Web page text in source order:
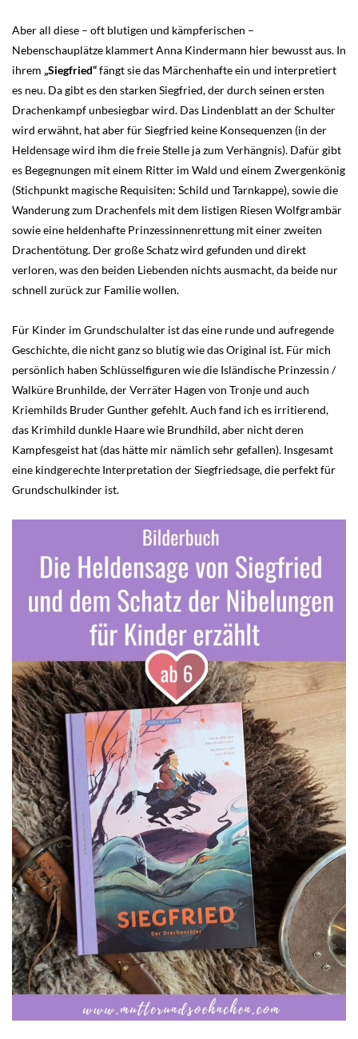
Aber all diese – oft blutigen und kämpferischen –
Nebenschauplätze klammert Anna Kindermann hier bewusst aus. In
ihrem „Siegfried“fängt sie das Märchenhafte ein und interpretiert
es neu. Da gibt es den starken Siegfried, der durch seinen ersten
Drachenkampf unbesiegbar wird. Das Lindenblatt an der Schulter
wird erwähnt, hat aber für Siegfried keine Konsequenzen (in der
Heldensage wird ihm die freie Stelle ja zum Verhängnis). Dafür gibt
es Begegnungen mit einem Ritter im Wald und einem Zwergenkönig
(Stichpunkt magische Requisiten: Schild und Tarnkappe), sowie die
Wanderung zum Drachenfels mit dem listigen Riesen Wolfgrambär
sowie eine heldenhafte Prinzessinnenrettung mit einer zweiten
Drachentötung. Der große Schatz wird gefunden und direkt
verloren, was den beiden Liebenden nichts ausmacht, da beide nur
schnell zurück zur Familie wollen.
Für Kinder im Grundschulalter ist das eine runde und aufregende
Geschichte, die nicht ganz so blutig wie das Original ist. Für mich
persönlich haben Schlüsselfiguren wie die Isländische Prinzessin /
Walküre Brunhilde, der Verräter Hagen von Tronje und auch
Kriemhilds Bruder Gunther gefehlt. Auch fand ich es irritierend,
das Krimhild dunkle Haare wie Brundhild, aber nicht deren
Kampfesgeist hat (das hätte mir nämlich sehr gefallen). Insgesamt
eine kindgerechte Interpretation der Siegfriedsage, die perfekt für
Grundschulkinder ist.